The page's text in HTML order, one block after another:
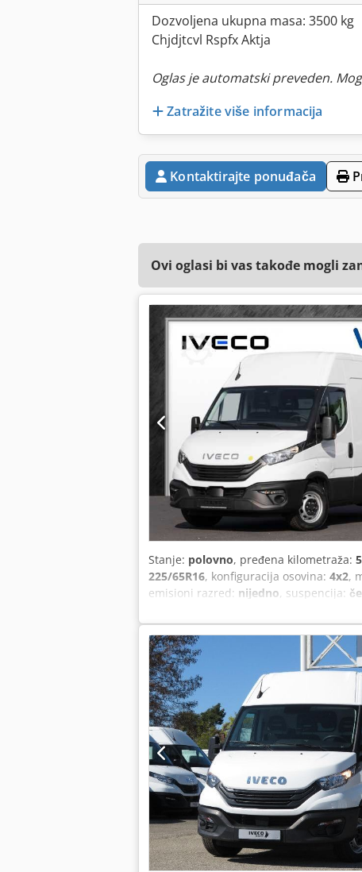
Dozvoljena ukupna masa: 3500 kg
Chjdjtcvl Rspfx Aktja
Oglas je automatski preveden.
Zatražite više informacija
Kontaktirajte ponuđača
Ovi oglasi bi vas takođe mogli
Stanje: polovno, pređena kilometraža:
225/65R16, konfiguracija osovina: 4x2,
emisioni razred: nijedno, suspencija:
nizak nivo buke, ugrađeni računar,
Podložno greškama i mogućnosti
ekranom osetljivim na dodir, USB
4x2, model 2024, klima uređaj sa
odnos zadnje osovine I=3,308,
(elektronska verzija), akumulator 12 V,